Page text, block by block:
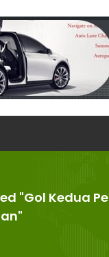
"Gol Kedua